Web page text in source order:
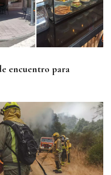
encuentro para